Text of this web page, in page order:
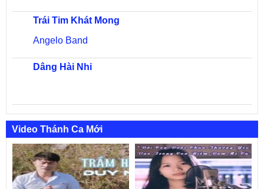
Trái Tim Khát Mong
Angelo Band
Dâng Hài Nhi
Video Thánh Ca Mới